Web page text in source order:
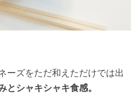
ーズをただ和えただけでは出
とシャキシャキ食感。